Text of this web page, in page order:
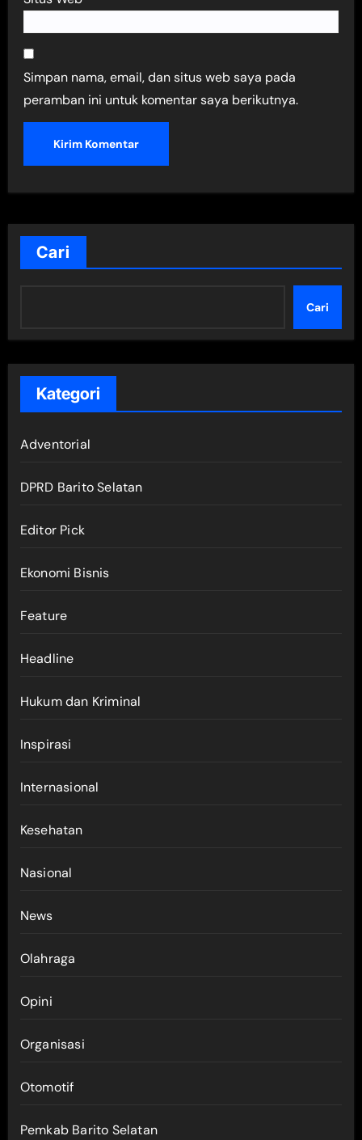
Simpan nama, email, dan situs web saya pada
peramban ini untuk komentar saya berikutnya.
Cari
Cari
Kategori
Adventorial
DPRD Barito Selatan
Editor Pick
Ekonomi Bisnis
Feature
Headline
Hukum dan Kriminal
Inspirasi
Internasional
Kesehatan
Nasional
News
Olahraga
Opini
Organisasi
Otomotif
Pemkab Barito Selatan